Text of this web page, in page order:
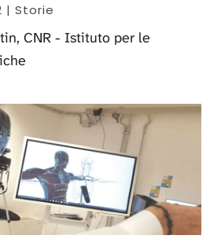
| Storie
CNR - Istituto per le